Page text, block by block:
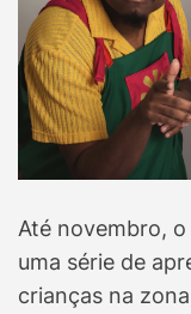
Até novembro,
uma série de
crianças na